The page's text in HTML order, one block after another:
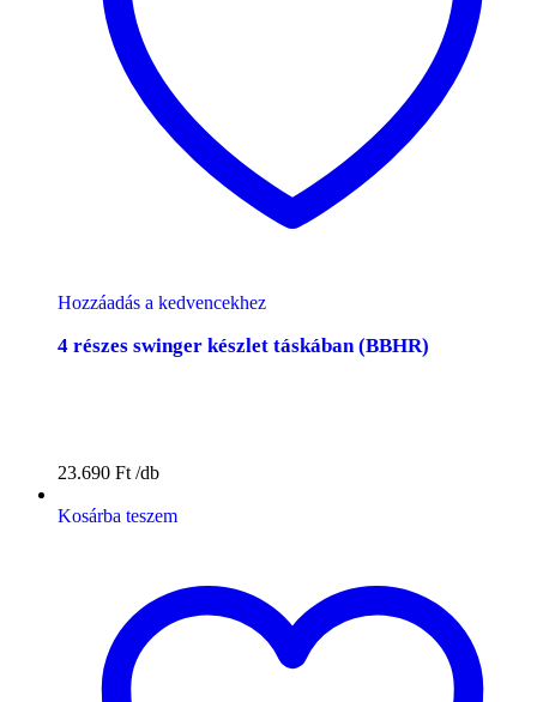
Hozzáadás a kedvencekhez
4 részes swinger készlet táskában (BBHR)
23.690 Ft
Kosárba teszem